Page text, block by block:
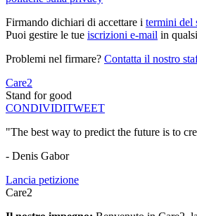
Firmando dichiari di accettare i termini del
Puoi gestire le tue iscrizioni e-mail in
Problemi nel firmare? Contatta il nostro
Care2
Stand for good
CONDIVIDITWEET
"The best way to predict the future is to
- Denis Gabor
Lancia petizione
Care2